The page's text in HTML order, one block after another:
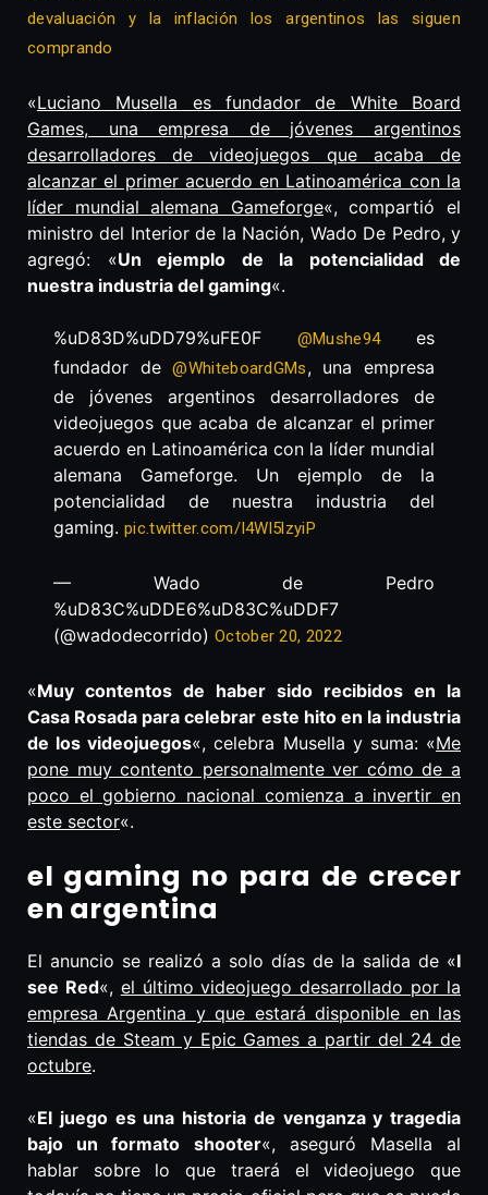
devaluación y la inflación los argentinos las siguen
comprando
«Luciano Musella es fundador de White Board
Games, una empresa de jóvenes argentinos
desarrolladores de videojuegos que acaba de
alcanzar el primer acuerdo en Latinoamérica con la
líder mundial alemana Gameforge«, compartió el
ministro del Interior de la Nación, Wado De Pedro, y
agregó: «Un ejemplo de la potencialidad de
nuestra industria del gaming«.
%uD83D%uDD79%uFE0F @Mushe94es
fundador de@WhiteboardGMs, una empresa
de jóvenes argentinos desarrolladores de
videojuegos que acaba de alcanzar el primer
acuerdo en Latinoamérica con la líder mundial
alemana Gameforge. Un ejemplo de la
potencialidad de nuestra industria del
gaming. pic.twitter.com/I4Wl5lzyiP
— Wado de Pedro
%uD83C%uDDE6%uD83C%uDDF7
(@wadodecorrido) October 20, 2022
«Muy contentos de haber sido recibidos en la
Casa Rosada para celebrar este hito en la industria
de los videojuegos«, celebra Musella y suma: «Me
pone muy contento personalmente ver cómo de a
poco el gobierno nacional comienza a invertir en
este sector«.
el gaming no para de crecer
en argentina
El anuncio se realizó a solo días de la salida de «I
see Red«, el último videojuego desarrollado por la
empresa Argentina y que estará disponible en las
tiendas de Steam y Epic Games a partir del 24 de
octubre.
«El juego es una historia de venganza y tragedia
bajo un formato shooter«, aseguró Masella al
hablar sobre lo que traerá el videojuego que